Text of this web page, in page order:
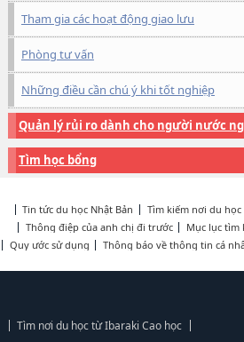
Tham gia các hoạt động giao lưu
Phòng tư vấn
Những điều cần chú ý khi tốt nghiệp
Quản lý rủi ro dành cho người nước
Tìm học bổng
Tin tức du học Nhật Bản Tìm kiếm nơi du học
Thông điệp của anh chị đi trước
Mục lục tìm
Quy ước sử dụng
Thông báo về thông tin cá
Tìm nơi du học từ Ibaraki Cao học